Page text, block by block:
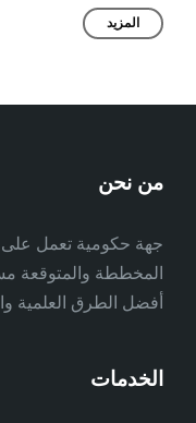
المزيد
من نحن
جهة حكومية تعمل على
المخططة والمتوقعة
أفضل الطرق العلمية
الخدمات